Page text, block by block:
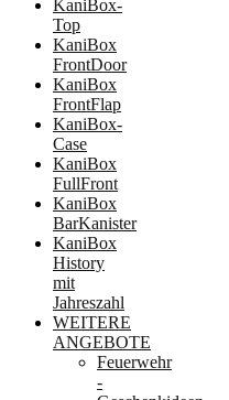
KaniBox-
Top
KaniBox
FrontDoor
KaniBox
FrontFlap
KaniBox-
Case
KaniBox
FullFront
KaniBox
BarKanister
KaniBox
History
mit
Jahreszahl
WEITERE
ANGEBOTE
Feuerwehr
-